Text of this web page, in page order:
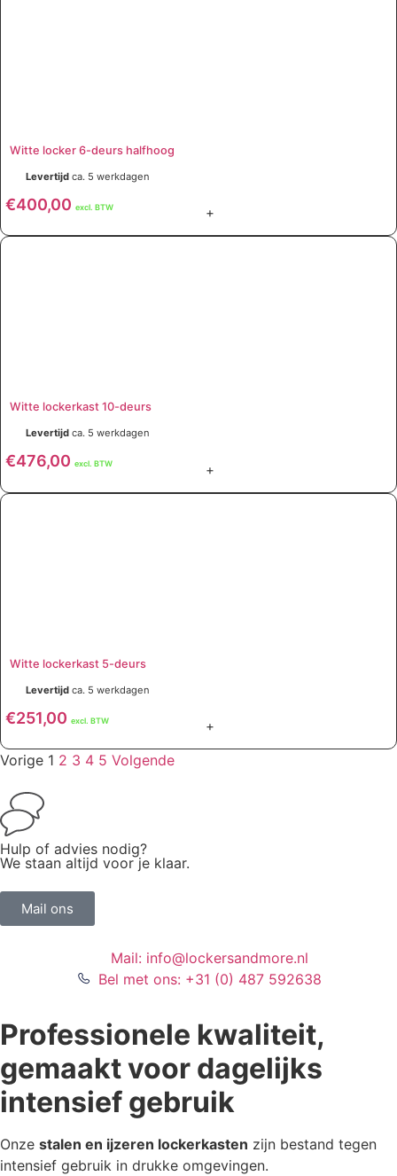
Witte locker 6-deurs halfhoog
Levertijdca. 5 werkdagen
€400,00 excl. BTW +
Witte lockerkast 10-deurs
Levertijdca. 5 werkdagen
€476,00 excl. BTW +
Witte lockerkast 5-deurs
Levertijdca. 5 werkdagen
€251,00 excl. BTW +
Vorige 1 2 3 4 5 Volgende
Hulp of advies nodig?
We staan altijd voor je klaar.
Mail ons
Mail: info@lockersandmore.nl
Bel met ons: +31 (0) 487 592638
Professionele kwaliteit,
gemaakt voor dagelijks
intensief gebruik
Onze stalen en ijzeren lockerkasten zijn bestand tegen
intensief gebruik in drukke omgevingen.